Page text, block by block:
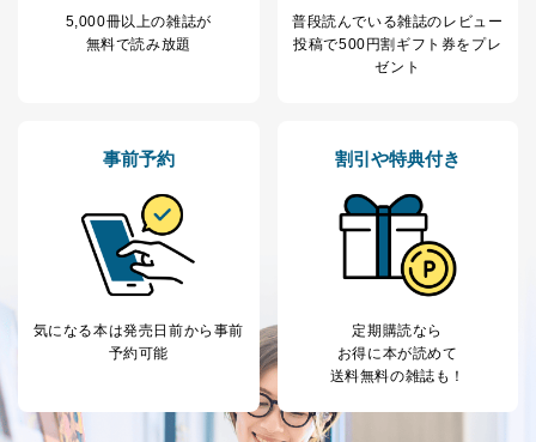
5
当社の従業者の個
人情報
人事、総務などの雇用管理等のた
等をご利用の方の
個人情報
サービス、キャンペーン等の広告
に関するご案内のため
SNS公式アカウン
トに登録された方
の個人情報
当社のサービス利用状況の把握お
よびその分析のため
お問い合わせ対応、トラブル対
処、オペレーター教育など応対品
ー等にて公表する利用目的達成の
※上記の利用目的のうちNo.1～5については保有個人デ
ータ（開示対象個人情報）の利用目的であり、下記4.の
開示等のご請求に対応させていただきます。
5,000冊以上の雑誌が
無料で読み放題
普段読んでいる雑誌のレビュー
投稿で500円割ギフト券をプレ
ゼント
事前予約
気になる本は発売日前から事前
予約可能
割引や特典付き
定期購読なら
お得に本が読めて
送料無料の雑誌も！